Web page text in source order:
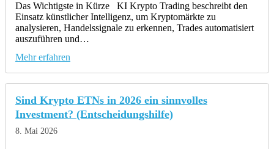
Das Wichtigste in Kürze KI Krypto Trading beschreibt den
Einsatz künstlicher Intelligenz, um Kryptomärkte zu
analysieren, Handelssignale zu erkennen, Trades automatisiert
auszuführen und…
Mehr erfahren
Sind Krypto ETNs in 2026 ein sinnvolles
Investment? (Entscheidungshilfe)
8. Mai 2026